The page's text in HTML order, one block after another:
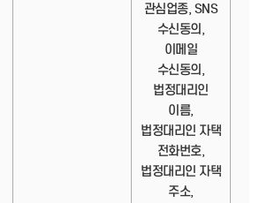
관심업종, SNS
수신동의,
이메일
수신동의,
법정대리인
이름,
법정대리인 자택
전화번호,
법정대리인 자택
주소,